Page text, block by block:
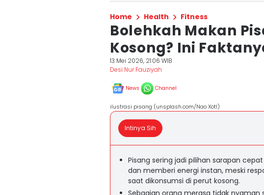
Home Health Fitness
Bolehkah Makan
Kosong? Ini
13 Mei 2026, 21:06 WIB
Desi Nur Fauziyah
News Channel
ilustrasi pisang (unsplash.com/Nao Xotl)
Intinya Sih
Pisang sering jadi pilihan sarapan
dan memberi energi instan, meski
saat dikonsumsi di perut kosong.
Sebagian orang merasa tidak